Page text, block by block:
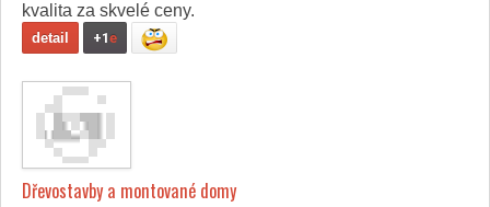
kvalita za skvelé ceny.
detail +1e
Dřevostavby a montované domy